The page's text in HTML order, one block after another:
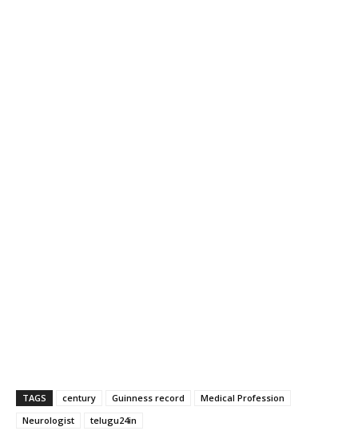
TAGS century Guinness record
Medical Profession
Neurologist
telugu24in